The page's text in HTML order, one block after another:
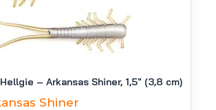
– Arkansas Shiner, 1,5″ (3,8 cm)
Shiner